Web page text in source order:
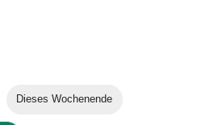
Dieses Wochenende